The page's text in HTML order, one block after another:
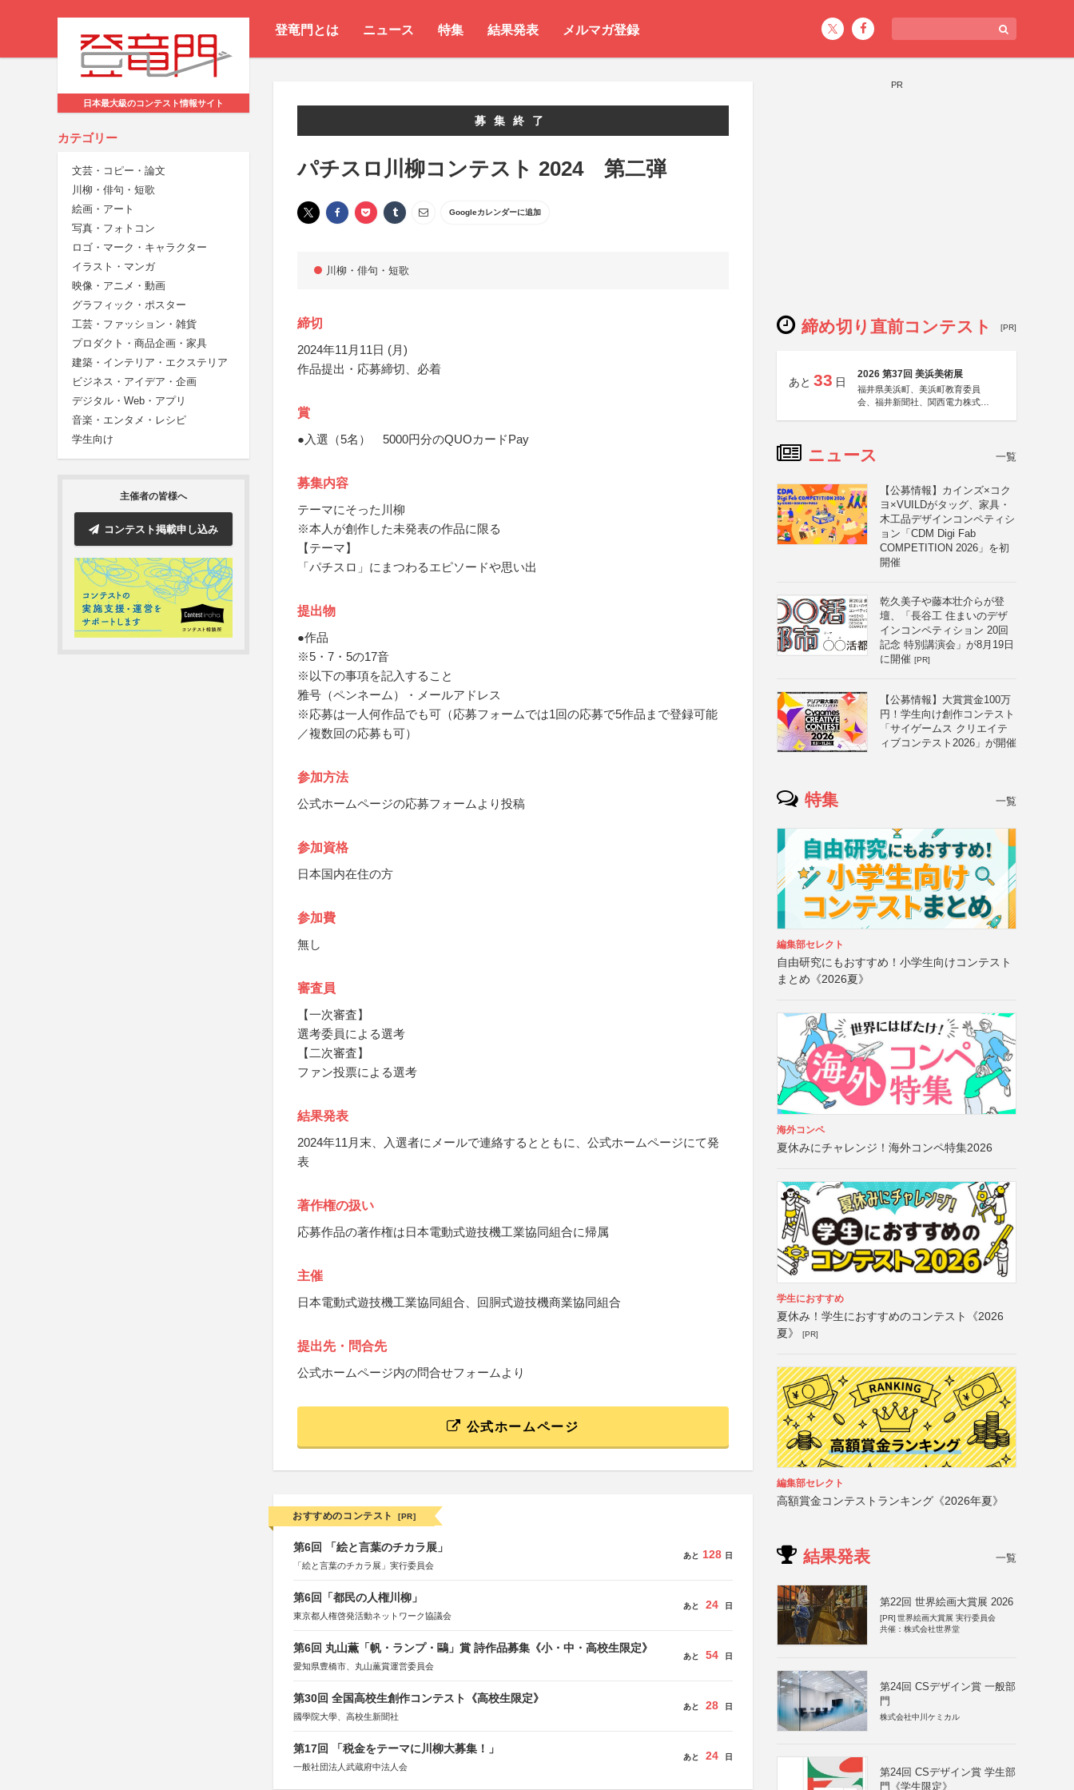
登竜門とは ニュース 特集 結果発表 メルマガ登録
日本最大級のコンテスト情報サイト
カテゴリー
文芸・コピー・論文
川柳・俳句・短歌
絵画・アート
写真・フォトコン
ロゴ・マーク・キャラクター
イラスト・マンガ
映像・アニメ・動画
グラフィック・ポスター
工芸・ファッション・雑貨
プロダクト・商品企画・家具
建築・インテリア・エクステリア
ビジネス・アイデア・企画
デジタル・Web・アプリ
音楽・エンタメ・レシピ
学生向け
主催者の皆様へ
コンテスト掲載申し込み
募集終了
パチスロ川柳コンテスト 2024 第二弾
Googleカレンダーに追加
川柳・俳句・短歌
締切
2024年11月11日 (月)
作品提出・応募締切、必着
賞
●入選（5名） 5000円分のQUOカードPay
募集内容
テーマにそった川柳
※本人が創作した未発表の作品に限る
【テーマ】
「パチスロ」にまつわるエピソードや思い出
提出物
●作品
※5・7・5の17音
※以下の事項を記入すること
雅号（ペンネーム）・メールアドレス
※応募は一人何作品でも可（応募フォームでは1回の応募で5作品まで登録可能
／複数回の応募も可）
参加方法
公式ホームページの応募フォームより投稿
参加資格
日本国内在住の方
参加費
無し
審査員
【一次審査】
選考委員による選考
【二次審査】
ファン投票による選考
結果発表
2024年11月末、入選者にメールで連絡するとともに、公式ホームページにて発
表
著作権の扱い
応募作品の著作権は日本電動式遊技機工業協同組合に帰属
主催
日本電動式遊技機工業協同組合、回胴式遊技機商業協同組合
提出先・問合先
公式ホームページ内の問合せフォームより
公式ホームページ
おすすめのコンテスト [PR]
第6回 「絵と言葉のチカラ展」
「絵と言葉のチカラ展」実行委員会
あと 128 日
第6回「都民の人権川柳」
東京都人権啓発活動ネットワーク協議会
あと 24 日
第6回 丸山薫「帆・ランプ・鷗」賞 詩作品募集《小・中・高校生限定》
愛知県豊橋市、丸山薫賞運営委員会
あと 54 日
第30回 全国高校生創作コンテスト《高校生限定》
國學院大學、高校生新聞社
あと 28 日
第17回 「税金をテーマに川柳大募集！」
一般社団法人武蔵府中法人会
あと 24 日
PR
締め切り直前コンテスト [PR]
あと 33 日
2026 第37回 美浜美術展
福井県美浜町、美浜町教育委員
会、福井新聞社、関西電力株式会
ニュース 一覧
【公募情報】カインズ×コク
ヨ×VUILDがタッグ、家具・
木工品デザインコンペティシ
ョン「CDM Digi Fab
COMPETITION 2026」を初
開催
乾久美子や藤本壮介らが登
壇、「長谷工 住まいのデザ
インコンペティション 20回
記念 特別講演会」が8月19日
に開催 [PR]
【公募情報】大賞賞金100万
円！学生向け創作コンテスト
「サイゲームス クリエイテ
ィブコンテスト2026」が開催
特集 一覧
編集部セレクト
自由研究にもおすすめ！小学生向けコンテスト
まとめ《2026夏》
海外コンペ
夏休みにチャレンジ！海外コンペ特集2026
学生におすすめ
夏休み！学生におすすめのコンテスト《2026
夏》
[PR]
編集部セレクト
高額賞金コンテストランキング《2026年夏》
結果発表 一覧
第22回 世界絵画大賞展 2026
[PR] 世界絵画大賞展 実行委員会
共催：株式会社世界堂
第24回 CSデザイン賞 一般部
門
株式会社中川ケミカル
第24回 CSデザイン賞 学生部
門《学生限定》